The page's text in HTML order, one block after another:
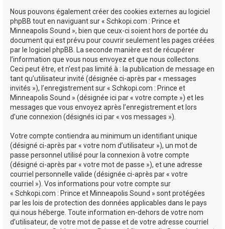
Nous pouvons également créer des cookies externes au logiciel
phpBB tout en naviguant sur « Schkopi.com : Prince et
Minneapolis Sound », bien que ceux-ci soient hors de portée du
document qui est prévu pour couvrir seulement les pages créées
par le logiciel phpBB. La seconde manière est de récupérer
l’information que vous nous envoyez et que nous collectons.
Ceci peut être, et n’est pas limité à : la publication de message en
tant qu’utilisateur invité (désignée ci-après par « messages
invités »), l’enregistrement sur « Schkopi.com : Prince et
Minneapolis Sound » (désignée ici par « votre compte ») et les
messages que vous envoyez après l’enregistrement et lors
d’une connexion (désignés ici par « vos messages »).
Votre compte contiendra au minimum un identifiant unique
(désigné ci-après par « votre nom d’utilisateur »), un mot de
passe personnel utilisé pour la connexion à votre compte
(désigné ci-après par « votre mot de passe »), et une adresse
courriel personnelle valide (désignée ci-après par « votre
courriel »). Vos informations pour votre compte sur
« Schkopi.com : Prince et Minneapolis Sound » sont protégées
par les lois de protection des données applicables dans le pays
qui nous héberge. Toute information en-dehors de votre nom
d’utilisateur, de votre mot de passe et de votre adresse courriel